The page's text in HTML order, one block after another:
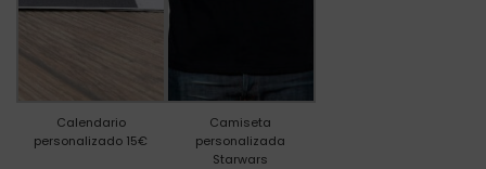
Calendario
personalizado 15€
Camiseta
personalizada
Starwars